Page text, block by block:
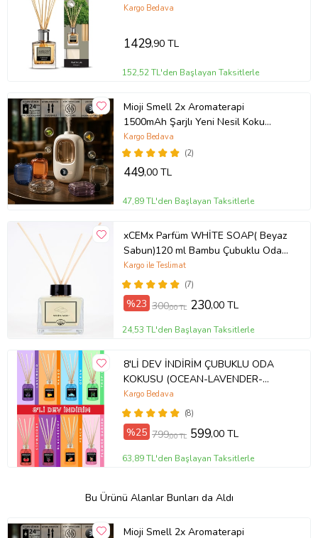
Kargo Bedava
1429,90 TL
152,52 TL'den Başlayan Taksitlerle
Mioji Smell 2x Aromaterapi
1500mAh Şarjlı Yeni Nesil Koku
Makinesi+Hilton (Beyaz)
(2)
Kargo Bedava
449,00 TL
47,89 TL'den Başlayan Taksitlerle
xCEMx Parfüm WHİTE SOAP( Beyaz
Sabun)120 ml Bambu Çubuklu Oda
Kokusu
(7)
Kargo ile Teslimat
%23 300,00 TL 230,00 TL
24,53 TL'den Başlayan Taksitlerle
8'Lİ DEV İNDİRİM ÇUBUKLU ODA
KOKUSU (OCEAN-LAVENDER-
MANGO-TROPICAL-PEACH-
STRAWBERRY- BLACKBERRY-
FLOWER GARDEN
(8)
Kargo Bedava
%25 799,00 TL 599,00 TL
63,89 TL'den Başlayan Taksitlerle
Bu Ürünü Alanlar Bunları da Aldı
Mioji Smell 2x Aromaterapi